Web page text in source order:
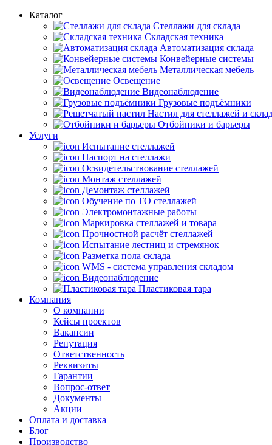
Каталог
Cтеллажи для склада
Складская техника
Автоматизация склада
Конвейерные системы
Металлическая мебель
Освещение
Видеонаблюдение
Грузовые подъёмники
Настил для стеллажей и
Отбойники и барьеры
Услуги
Испытание стеллажей
Паспорт на стеллажи
Освидетельствование стеллажей
Монтаж стеллажей
Демонтаж стеллажей
Обучение по ТО стеллажей
Электромонтажные работы
Маркировка стеллажей и товара
Прочностной расчёт стеллажей
Испытание лестниц и стремянок
Разметка пола склада
WMS - система управления складом
Видеонаблюдение
Пластиковая тара
Компания
О компании
Кейсы проектов
Вакансии
Репутация
Ответственность
Реквизиты
Гарантии
Вопрос-ответ
Документы
Акции
Оплата и доставка
Блог
Производство